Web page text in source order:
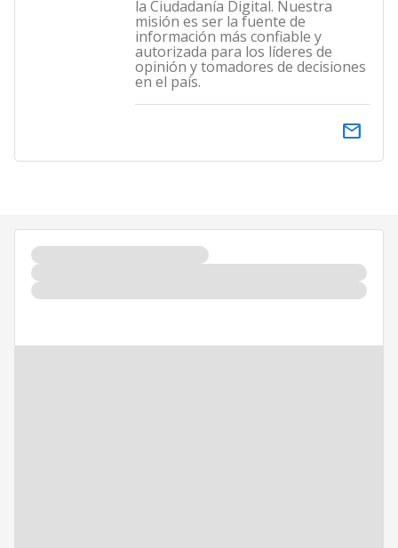
la Ciudadanía Digital. Nuestra
misión es ser la fuente de
información más confiable y
autorizada para los líderes de
opinión y tomadores de decisiones
en el país.
email